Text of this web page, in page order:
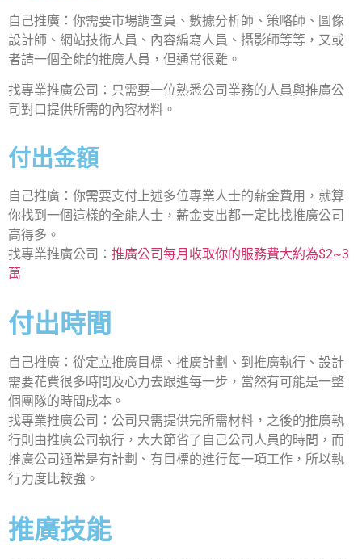
自己推廣：你需要市場調查員、數據分析師、策略師、圖像
設計師、網站技術人員、內容編寫人員、攝影師等等，又或
者請一個全能的推廣人員，但通常很難。
找專業推廣公司：只需要一位熟悉公司業務的人員與推廣公
司對口提供所需的內容材料。
付出金額
自己推廣：你需要支付上述多位專業人士的薪金費用，就算
你找到一個這樣的全能人士，薪金支出都一定比找推廣公司
高得多。
找專業推廣公司： 推廣公司每月收取你的服務費大約為$2~3
萬
付出時間
自己推廣：從定立推廣目標、推廣計劃、到推廣執行、設計
需要花費很多時間及心力去跟進每一步，當然有可能是一整
個團隊的時間成本。
找專業推廣公司：公司只需提供完所需材料，之後的推廣執
行則由推廣公司執行，大大節省了自己公司人員的時間，而
推廣公司通常是有計劃、有目標的進行每一項工作，所以執
行力度比較強。
推廣技能